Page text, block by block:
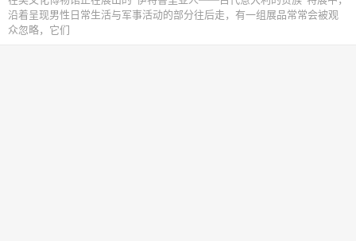
沿着呈现男性日常生活与军事活动的部分往后走，有一组展品常常会被观
众忽略，它们